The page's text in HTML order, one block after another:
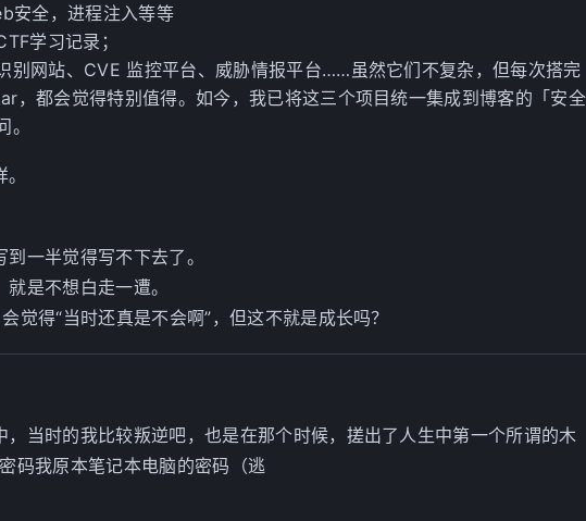
安全，进程注入等等
学习记录；
别网站、CVE 监控平台、威胁情报平台……虽然它们不复杂，但每次搭完
，都会觉得特别值得。如今，我已将这三个项目统一集成到博客的「安全
一半觉得写不下去了。
是不想白走一遭。
觉得“当时还真是不会啊”，但这不就是成长吗？
当时的我比较叛逆吧，也是在那个时候，搓出了人生中第一个所谓的木
码我原本笔记本电脑的密码（逃